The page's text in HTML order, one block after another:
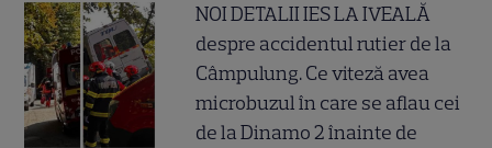
NOI DETALII IES LA IVEALĂ
despre accidentul rutier de la
Câmpulung. Ce viteză avea
microbuzul în care se aflau cei
de la Dinamo 2 înainte de